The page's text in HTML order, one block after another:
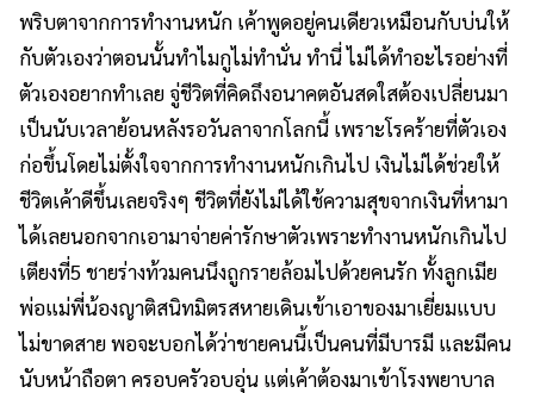
พริบตาจากการทำงานหนัก เค้าพูดอยู่คนเดียวเหมือนกับบ่นให้
กับตัวเองว่าตอนนั้นทำไมกูไม่ทำนั่น ทำนี่ ไม่ได้ทำอะไรอย่างที่
ตัวเองอยากทำเลย จู่ชีวิตที่คิดถึงอนาคตอันสดใสต้องเปลี่ยนมา
เป็นนับเวลาย้อนหลังรอวันลาจากโลกนี้ เพราะโรคร้ายที่ตัวเอง
ก่อขึ้นโดยไม่ตั้งใจจากการทำงานหนักเกินไป เงินไม่ได้ช่วยให้
ชีวิตเค้าดีขึ้นเลยจริงๆ ชีวิตที่ยังไม่ได้ใช้ความสุขจากเงินที่หามา
ได้เลยนอกจากเอามาจ่ายค่ารักษาตัวเพราะทำงานหนักเกินไป
เตียงที่5 ชายร่างท้วมคนนึงถูกรายล้อมไปด้วยคนรัก ทั้งลูกเมีย
พ่อแม่พี่น้องญาติสนิทมิตรสหายเดินเข้าเอาของมาเยี่ยมแบบ
ไม่ขาดสาย พอจะบอกได้ว่าชายคนนี้เป็นคนที่มีบารมี และมีคน
นับหน้าถือตา ครอบครัวอบอุ่น แต่เค้าต้องมาเข้าโรงพยาบาล